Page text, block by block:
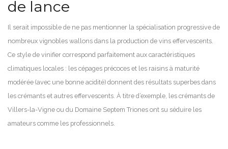
de lance
Il serait impossible de ne pas mentionner la spécialisation progressive de
nombreux vignobles wallons dans la production de vins effervescents.
Ce style de vinifier correspond parfaitement aux caractéristiques
climatiques locales : les cépages précoces et les raisins à maturité
modérée (avec une bonne acidité) donnent des résultats superbes dans
les crémants et autres effervescents. À titre d’exemple, les crémants de
Villers-la-Vigne ou du Domaine Septem Triones ont su séduire les
amateurs comme les professionnels.